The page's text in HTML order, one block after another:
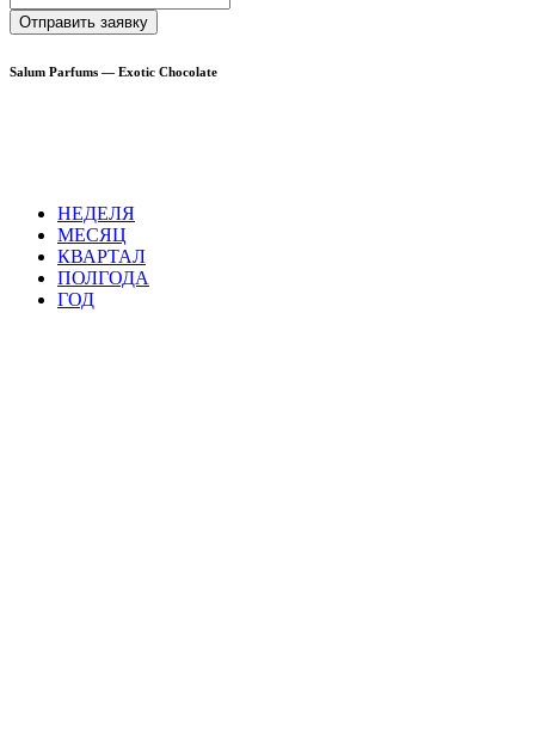
Отправить заявку
Salum Parfums — Exotic Chocolate
НЕДЕЛЯ
МЕСЯЦ
КВАРТАЛ
ПОЛГОДА
ГОД